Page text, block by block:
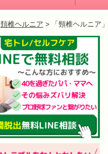
頚椎ヘルニア > 「頸椎ヘルニア